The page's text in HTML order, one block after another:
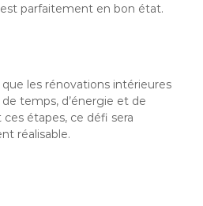
est parfaitement en bon état.
les rénovations intérieures
temps, d’énergie et de
étapes, ce défi sera
réalisable.